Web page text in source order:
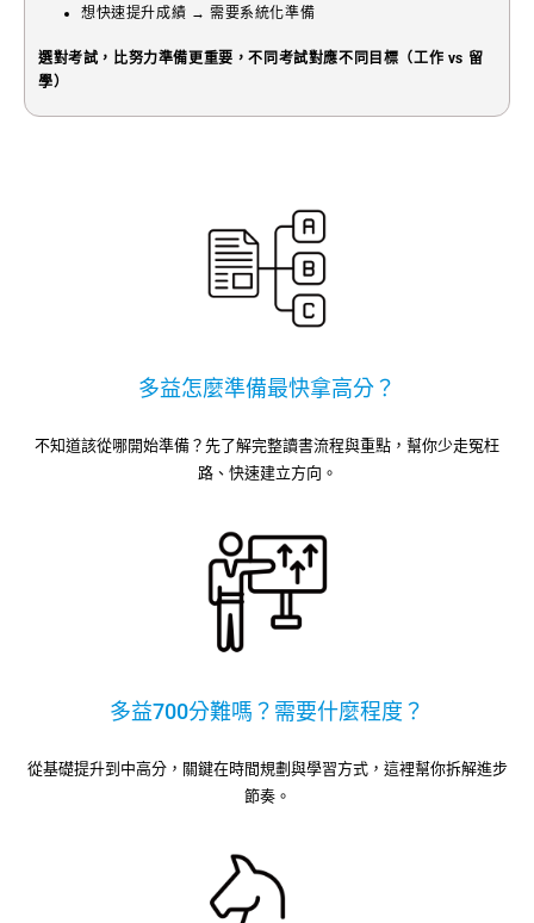
想快速提升成績 → 需要系統化準備
選對考試，比努力準備更重要，不同考試對應不同目標（工作 vs 留
學）
多益怎麼準備最快拿高分？
不知道該從哪開始準備？先了解完整讀書流程與重點，幫你少走冤枉
路、快速建立方向。
多益700分難嗎？需要什麼程度？
從基礎提升到中高分，關鍵在時間規劃與學習方式，這裡幫你拆解進步
節奏。